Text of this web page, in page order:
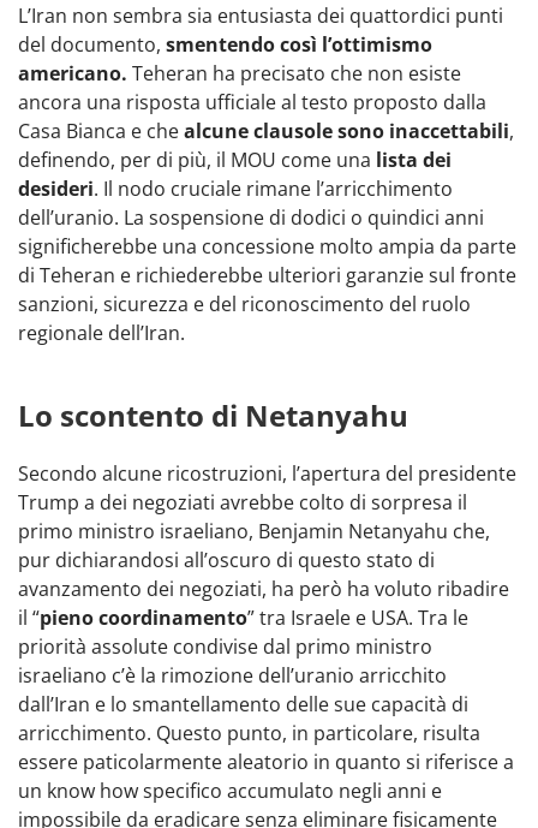
L’Iran non sembra sia entusiasta dei quattordici punti
del documento, smentendo così l’ottimismo
americano. Teheran ha precisato che non esiste
ancora una risposta ufficiale al testo proposto dalla
Casa Bianca e chealcune clausole sono inaccettabili,
definendo, per di più, il MOU come una lista dei
desideri. Il nodo cruciale rimane l’arricchimento
dell’uranio. La sospensione di dodici o quindici anni
significherebbe una concessione molto ampia da parte
di Teheran e richiederebbe ulteriori garanzie sul fronte
sanzioni, sicurezza e del riconoscimento del ruolo
regionale dell’Iran.
Lo scontento di Netanyahu
Secondo alcune ricostruzioni, l’apertura del presidente
Trump a dei negoziati avrebbe colto di sorpresa il
primo ministro israeliano, Benjamin Netanyahu che,
pur dichiarandosi all’oscuro di questo stato di
avanzamento dei negoziati, ha però ha voluto ribadire
il “pieno coordinamento” tra Israele e USA. Tra le
priorità assolute condivise dal primo ministro
israeliano c’è la rimozione dell’uranio arricchito
dall’Iran e lo smantellamento delle sue capacità di
arricchimento. Questo punto, in particolare, risulta
essere paticolarmente aleatorio in quanto si riferisce a
un know how specifico accumulato negli anni e
impossibile da eradicare senza eliminare fisicamente